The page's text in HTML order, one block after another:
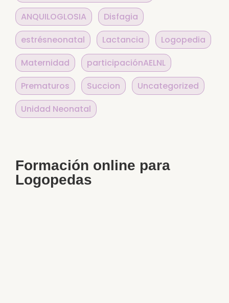
ANQUILOGLOSIA
Disfagia
estrésneonatal
Lactancia
Logopedia
Maternidad
participaciónAELNL
Prematuros
Succion
Uncategorized
Unidad Neonatal
Formación online para
Logopedas